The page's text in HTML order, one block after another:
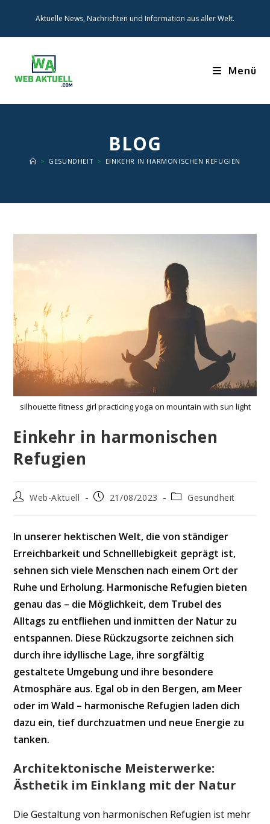
springen
Aktuelle News, Nachrichten und Information aus aller Welt.
Menü
BLOG
> GESUNDHEIT > EINKEHR IN HARMONISCHEN REFUGIEN
silhouette fitness girl practicing yoga on mountain with sun light
Einkehr in harmonischen
Refugien
Beitrags-
Web-Aktuell
Beitrag21/08/2023
Beitrags-
Gesundheit
In unserer hektischen Welt, die von ständiger
Erreichbarkeit und Schnelllebigkeit geprägt ist,
sehnen sich viele Menschen nach einem Ort der
Ruhe und Erholung. Harmonische Refugien bieten
genau das – die Möglichkeit, dem Trubel des
Alltags zu entfliehen und inmitten der Natur zu
entspannen. Diese Rückzugsorte zeichnen sich
durch ihre idyllische Lage, ihre sorgfältig
gestaltete Umgebung und ihre besondere
Atmosphäre aus. Egal ob in den Bergen, am Meer
oder im Wald – harmonische Refugien laden dich
dazu ein, tief durchzuatmen und neue Energie zu
tanken.
Architektonische Meisterwerke:
Ästhetik im Einklang mit der Natur
Die Gestaltung von harmonischen Refugien ist mehr